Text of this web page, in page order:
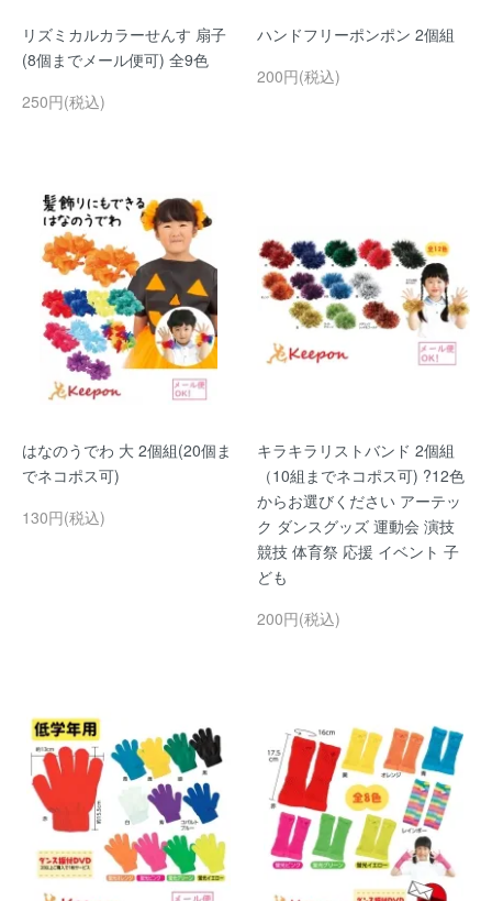
リズミカルカラーせんす 扇子
(8個までメール便可) 全9色
250円(税込)
ハンドフリーポンポン 2個組
200円(税込)
はなのうでわ 大 2個組(20個ま
でネコポス可)
130円(税込)
キラキラリストバンド 2個組
（10組までネコポス可) ?12色
からお選びください アーテッ
ク ダンスグッズ 運動会 演技
競技 体育祭 応援 イベント 子
ども
200円(税込)